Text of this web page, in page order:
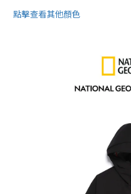
點擊查看其他顏色